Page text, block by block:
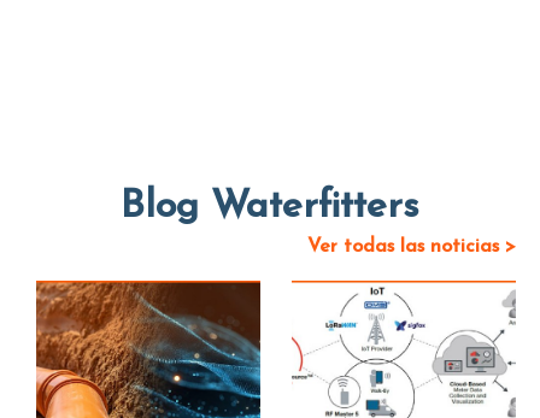
Blog Waterfitters
Ver todas las noticias >